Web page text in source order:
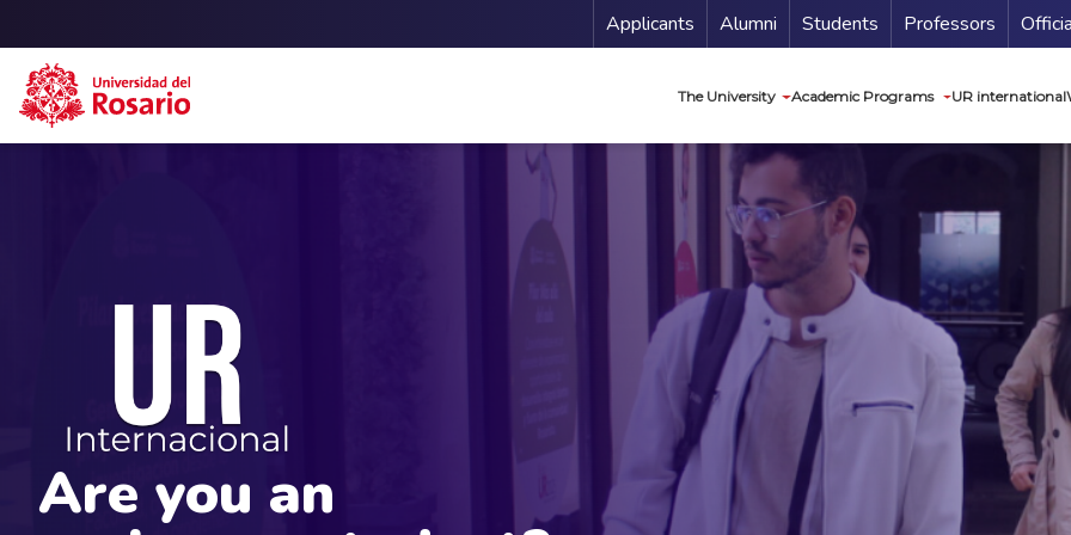
Menu Secundario
Applicants Alumni Students Professors
The University Academic Programs UR international
Are you an